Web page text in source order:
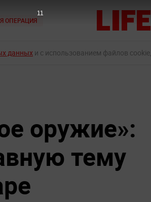
ОПЕРАЦИЯ
данных и с использованием файлов
оружие»:
тему
9